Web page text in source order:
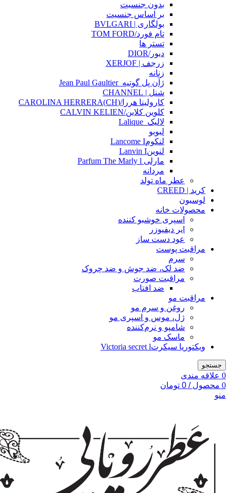
بدون جنسیت
بر اساس جنسیت
بولگاری | BVLGARI
تام فورد/TOM FORD
تستر ها
دیور/DIOR
زرجف | XERJOF
زنانه
ژآن پل گوتیه_Jean Paul Gaultier
شنل | CHANNEL
کارولینا هررا/(CH)CAROLINA HERRERA
کلوین کلاین/CALVIN KELIEN
لالیک_Lalique
لبوبو
لنکومLancome I
لنوینLanvin I
مارلی Parfum The Marly l
مردانه
عطر ماه تولد
کرید | CREED
لوسیون
محصولات خانه
اسپری خوشبو کننده
ایر دیفیوزر
عود دست ساز
مراقبت پوست
سرم
ضد لک، ضد جوش و ضد چروک
مراقبت صورت
ضد افتاب
مراقبت مو
روغن و سرم مو
ژل، موس و اسپری مو
شامپو و نرم‌کننده
ماسک مو
ویکتوریا سیکرتVictoria secret l
جستجو
0 علاقه مندی
0 محصول /
0 تومان
منو